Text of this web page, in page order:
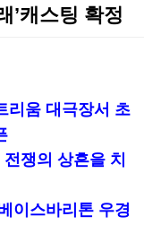
’캐스팅 확정
리움 대극장서 초
쟁의 상흔을 치
이스바리톤 우경